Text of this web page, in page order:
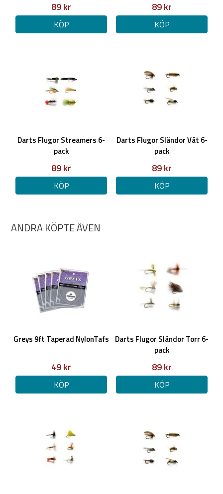
89 kr
KÖP
89 kr
KÖP
Darts Flugor Streamers 6-
pack
89 kr
KÖP
Darts Flugor Sländor Våt 6-
pack
89 kr
KÖP
ANDRA KÖPTE ÄVEN
Greys 9ft Taperad NylonTafs
49 kr
KÖP
Darts Flugor Sländor Torr 6-
pack
89 kr
KÖP